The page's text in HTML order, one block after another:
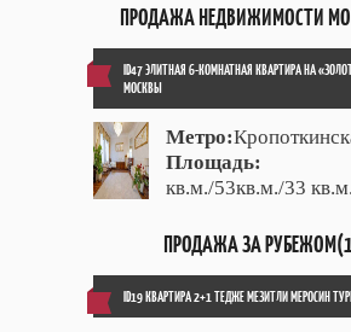
ПРОДАЖА НЕДВИЖИМОСТИ
ID47 ЭЛИТНАЯ 6-КОМНАТНАЯ КВАРТИРА НА
МОСКВЫ
Метро:
Площадь:
кв.м./53кв.м./33 кв.м.
ПРОДАЖА ЗА
ID19 КВАРТИРА 2+1 ТЕДЖЕ МЕЗИТЛИ МЕРОСИН